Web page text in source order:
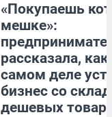
«Покупаешь
мешке»:
рассказала, как
самом деле
бизнес со
дешевых